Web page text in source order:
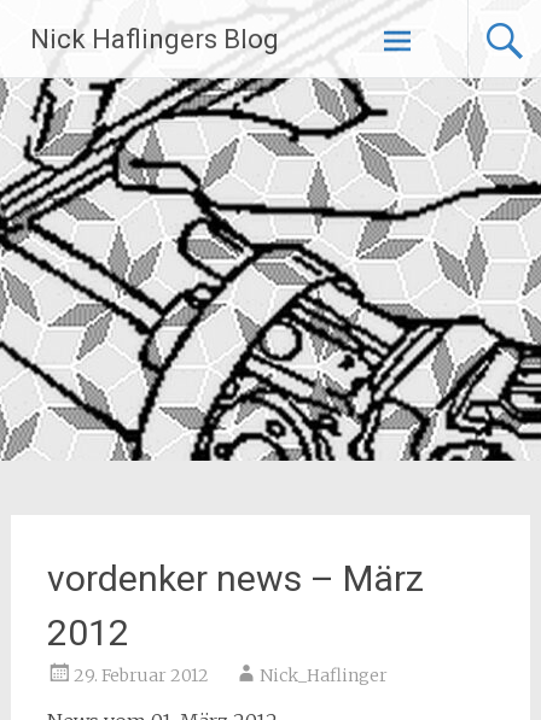
Inhalt
springen
Nick Haflingers Blog
vordenker news – März
2012
29. Februar 2012 Nick_Haflinger